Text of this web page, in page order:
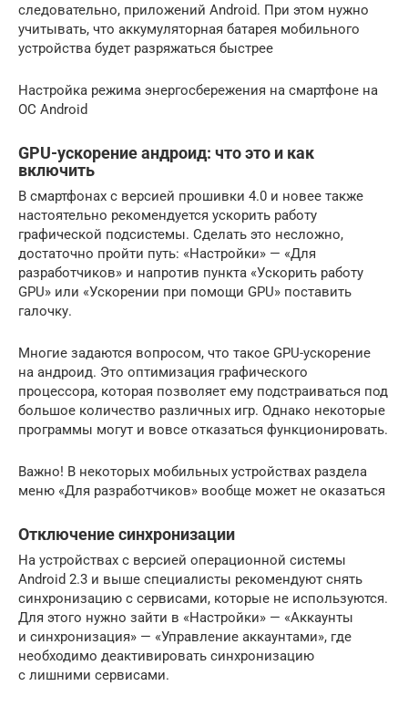
следовательно, приложений Android. При этом нужно
учитывать, что аккумуляторная батарея мобильного
устройства будет разряжаться быстрее
Настройка режима энергосбережения на смартфоне на
ОС Android
GPU-ускорение андроид: что это и как
включить
В смартфонах с версией прошивки 4.0 и новее также
настоятельно рекомендуется ускорить работу
графической подсистемы. Сделать это несложно,
достаточно пройти путь: «Настройки» — «Для
разработчиков» и напротив пункта «Ускорить работу
GPU» или «Ускорении при помощи GPU» поставить
галочку.
Многие задаются вопросом, что такое GPU-ускорение
на андроид. Это оптимизация графического
процессора, которая позволяет ему подстраиваться под
большое количество различных игр. Однако некоторые
программы могут и вовсе отказаться функционировать.
Важно! В некоторых мобильных устройствах раздела
меню «Для разработчиков» вообще может не оказаться
Отключение синхронизации
На устройствах с версией операционной системы
Android 2.3 и выше специалисты рекомендуют снять
синхронизацию с сервисами, которые не используются.
Для этого нужно зайти в «Настройки» — «Аккаунты
и синхронизация» — «Управление аккаунтами», где
необходимо деактивировать синхронизацию
с лишними сервисами.